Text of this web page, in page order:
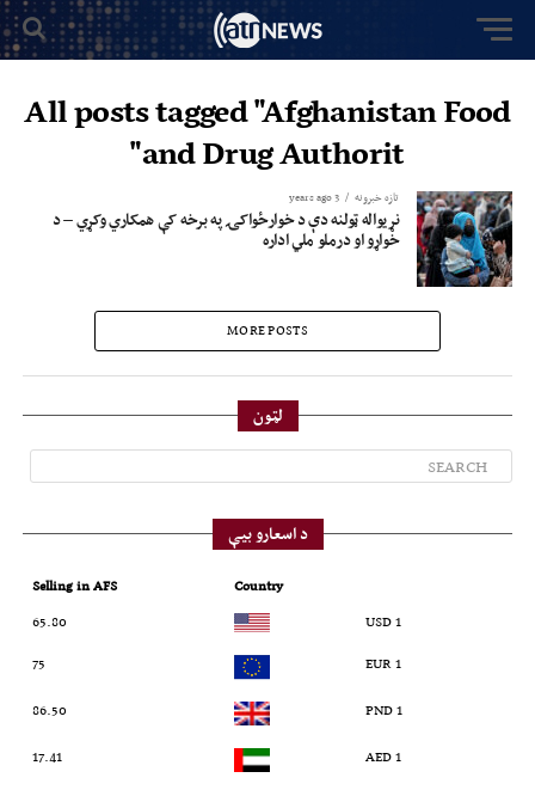
All posts tagged "Afghanistan Food
and Drug Authorit"
تازه خبرونه 3 years ago
نړیواله ټولنه دې د خوارځواکۍ په برخه کې همکاري وکړي – د
خواړو او درملو ملي اداره
MORE POSTS
لټون
د اسعارو بیې
Country
Selling in AFS
1 USD
65.80
1 EUR
75
1 PND
86.50
1 AED
17.41